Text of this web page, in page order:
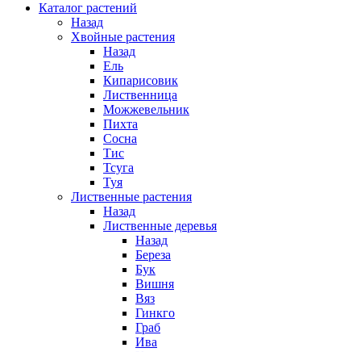
Каталог растений
Назад
Хвойные растения
Назад
Ель
Кипарисовик
Лиственница
Можжевельник
Пихта
Сосна
Тис
Тсуга
Туя
Лиственные растения
Назад
Лиственные деревья
Назад
Береза
Бук
Вишня
Вяз
Гинкго
Граб
Ива